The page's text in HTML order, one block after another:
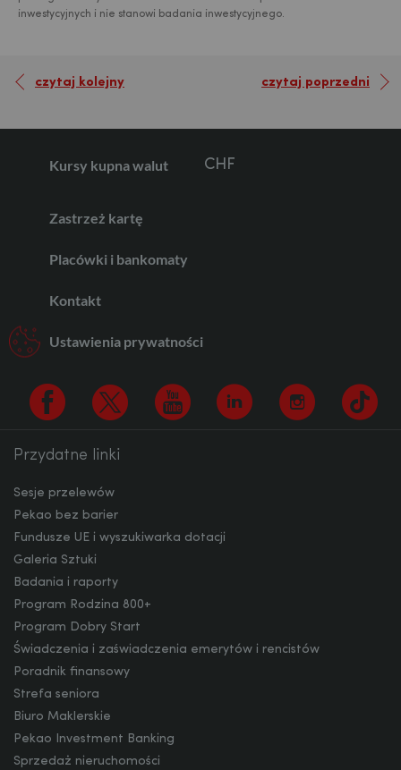
inwestycyjnych i nie stanowi badania inwestycyjnego.
czytaj kolejny czytaj poprzedni
Kursy kupna walut
EUR
CHF
CAD
JPY
Zastrzeż kartę
Placówki i bankomaty
Kontakt
Ustawienia prywatności
FacebookTwitter
Przydatne linki
Sesje przelewów
Pekao bez barier
Fundusze UE i wyszukiwarka dotacji
Galeria Sztuki
Badania i raporty
Program Rodzina 800+
Program Dobry Start
Świadczenia i zaświadczenia emerytów i rencistów
Poradnik finansowy
Strefa seniora
Biuro Maklerskie
Pekao Investment Banking
Sprzedaż nieruchomości